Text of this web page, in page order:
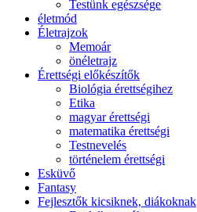
Testünk egészsége
életmód
Életrajzok
Memoár
önéletrajz
Érettségi előkészítők
Biológia érettségihez
Etika
magyar érettségi
matematika érettségi
Testnevelés
történelem érettségi
Esküvő
Fantasy
Fejlesztők kicsiknek, diákoknak